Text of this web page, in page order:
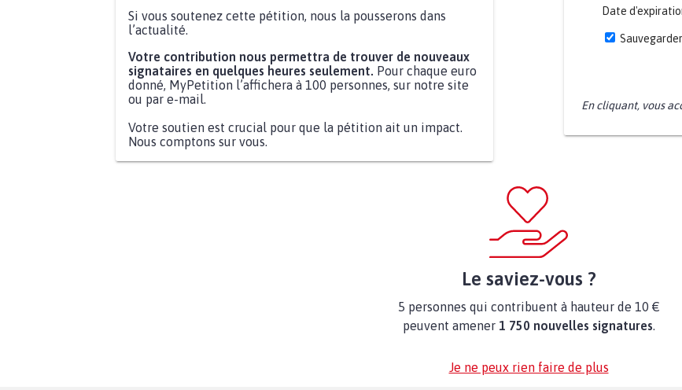
Si vous soutenez cette pétition, nous la pousserons dans
l’actualité.
Votre contribution nous permettra de trouver de nouveaux
signataires en quelques heures seulement. Pour chaque euro
donné, MyPetition l’affichera à 100 personnes, sur notre site
ou par e-mail.
Votre soutien est crucial pour que la pétition ait un impact.
Nous comptons sur vous.
Date
En cliquant, vous
Le saviez-vous ?
5 personnes qui contribuent à hauteur de 10 €
peuvent amener 1 750 nouvelles signatures.
Je ne peux rien faire de plus